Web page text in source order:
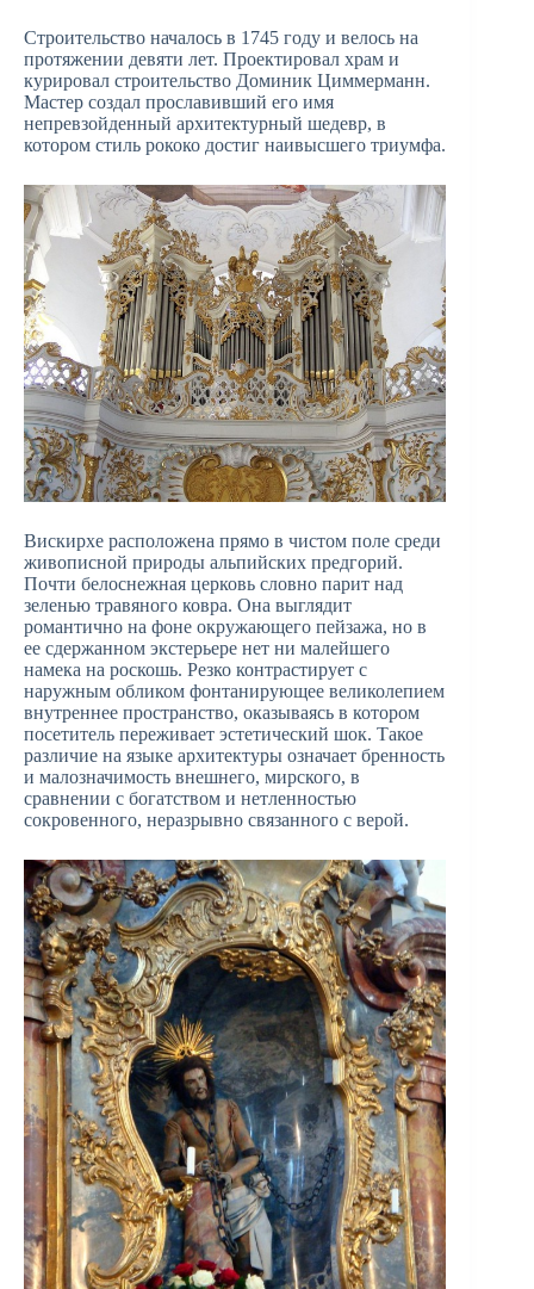
Строительство началось в 1745 году и велось на
протяжении девяти лет. Проектировал храм и
курировал строительство Доминик Циммерманн.
Мастер создал прославивший его имя
непревзойденный архитектурный шедевр, в
котором стиль рококо достиг наивысшего триумфа.
Вискирхе расположена прямо в чистом поле среди
живописной природы альпийских предгорий.
Почти белоснежная церковь словно парит над
зеленью травяного ковра. Она выглядит
романтично на фоне окружающего пейзажа, но в
ее сдержанном экстерьере нет ни малейшего
намека на роскошь. Резко контрастирует с
наружным обликом фонтанирующее великолепием
внутреннее пространство, оказываясь в котором
посетитель переживает эстетический шок. Такое
различие на языке архитектуры означает бренность
и малозначимость внешнего, мирского, в
сравнении с богатством и нетленностью
сокровенного, неразрывно связанного с верой.